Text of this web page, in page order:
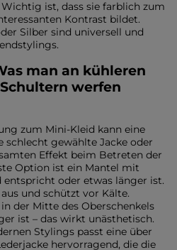
ist, dass sie farblich zum
Kontrast bildet.
Silber sind universell und
man an kühleren
werfen
zum Mini-Kleid kann eine
schlecht gewählte Jacke oder
Effekt beim Betreten der
Option ist ein Mantel mit
entspricht oder etwas länger ist.
und schützt vor Kälte.
der Mitte des Oberschenkels
ist – das wirkt unästhetisch.
Stylings passt eine über
hervorragend, die die